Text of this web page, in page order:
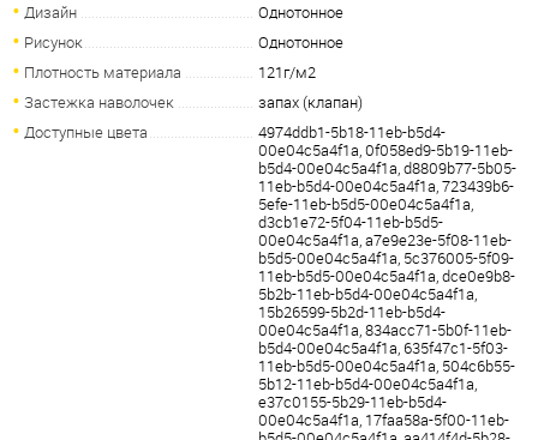
Дизайн
Однотонное
Рисунок
Однотонное
Плотность материала
121г/м2
Застежка наволочек
запах (клапан)
Доступные цвета
4974ddb1-5b18-11eb-b5d4-
00e04c5a4f1a, 0f058ed9-5b19-11eb-
b5d4-00e04c5a4f1a, d8809b77-5b05-
11eb-b5d4-00e04c5a4f1a, 723439b6-
5efe-11eb-b5d5-00e04c5a4f1a,
d3cb1e72-5f04-11eb-b5d5-
00e04c5a4f1a, a7e9e23e-5f08-11eb-
b5d5-00e04c5a4f1a, 5c376005-5f09-
11eb-b5d5-00e04c5a4f1a, dce0e9b8-
5b2b-11eb-b5d4-00e04c5a4f1a,
15b26599-5b2d-11eb-b5d4-
00e04c5a4f1a, 834acc71-5b0f-11eb-
b5d4-00e04c5a4f1a, 635f47c1-5f03-
11eb-b5d5-00e04c5a4f1a, 504c6b55-
5b12-11eb-b5d4-00e04c5a4f1a,
e37c0155-5b29-11eb-b5d4-
00e04c5a4f1a, 17faa58a-5f00-11eb-